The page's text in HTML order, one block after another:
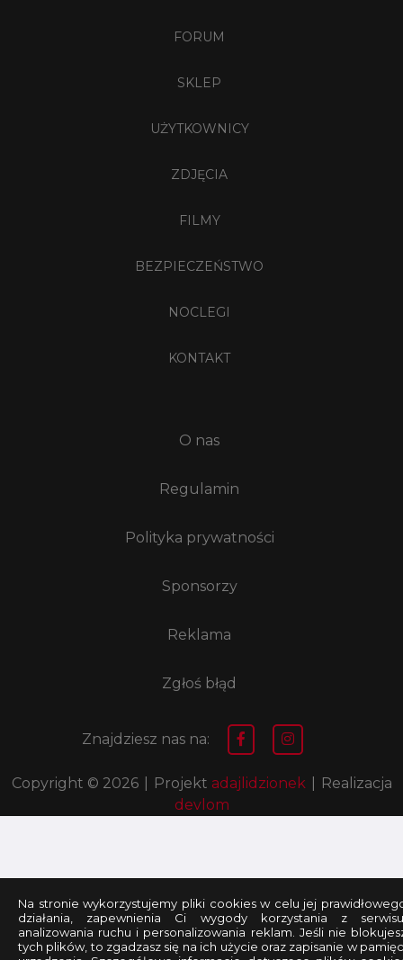
FORUM
SKLEP
UŻYTKOWNICY
ZDJĘCIA
FILMY
BEZPIECZEŃSTWO
NOCLEGI
KONTAKT
O nas
Regulamin
Polityka prywatności
Sponsorzy
Reklama
Zgłoś błąd
Znajdziesz nas na:
Copyright © 2026 Projekt adajlidzionek
Realizacja
devlom
Na stronie wykorzystujemy pliki cookies w celu jej
działania, zapewnienia Ci wygody korzystania z
analizowania ruchu i personalizowania reklam. Jeśli nie
tych plików, to zgadzasz się na ich użycie oraz zapisanie w